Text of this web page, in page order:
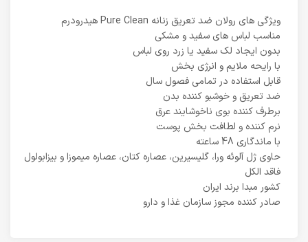
ویژگی های رولان ضد تعریق زنانه Pure Clean هیدرودرم
مناسب لباس های سفید و مشکی
بدون ایجاد لک سفید یا زرد روی لباس
با رایحه ملایم و انرژی بخش
قابل استفاده در تمامی فصول سال
ضد تعریق و خوشبو کننده بدن
برطرف کننده بوی ناخوشایند عرق
نرم کننده و لطافت بخش پوست
با ماندگاری 48 ساعته
حاوی ژل آلوئه ورا، گلیسیرین، عصاره کتان، عصاره میموزا و بیزابولول
فاقد الکل
کشور مبدا برند ایران
صادر کننده مجوز سازمان غذا و دارو